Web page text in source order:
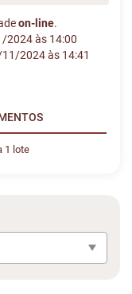
on-line.
2024 às 14:00
2024 às 14:41
1 lote